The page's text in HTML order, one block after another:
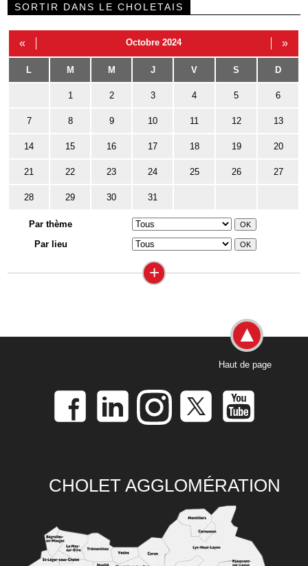
SORTIR DANS LE CHOLETAIS
« Octobre 2024 »
L M M J V S D
1 2 3 4 5 6
7 8 9 10 11 12 13
14 15 16 17 18 19 20
21 22 23 24 25 26 27
28 29 30 31
Par thème
Par lieu
+
Haut de page
CHOLET AGGLOMÉRATION